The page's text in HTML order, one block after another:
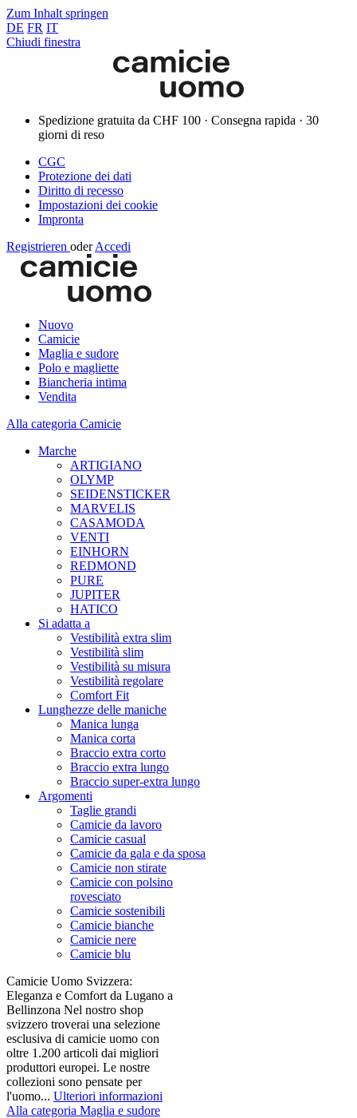
Zum Inhalt springen
DE FR IT
Chiudi finestra
Spedizione gratuita da CHF 100 · Consegna rapida · 30
giorni di reso
CGC
Protezione dei dati
Diritto di recesso
Impostazioni dei cookie
Impronta
Registrieren oder Accedi
Nuovo
Camicie
Maglia e sudore
Polo e magliette
Biancheria intima
Vendita
Alla categoria Camicie
Marche
ARTIGIANO
OLYMP
SEIDENSTICKER
MARVELIS
CASAMODA
VENTI
EINHORN
REDMOND
PURE
JUPITER
HATICO
Si adatta a
Vestibilità extra slim
Vestibilità slim
Vestibilità su misura
Vestibilità regolare
Comfort Fit
Lunghezze delle maniche
Manica lunga
Manica corta
Braccio extra corto
Braccio extra lungo
Braccio super-extra lungo
Argomenti
Taglie grandi
Camicie da lavoro
Camicie casual
Camicie da gala e da sposa
Camicie non stirate
Camicie con polsino
rovesciato
Camicie sostenibili
Camicie bianche
Camicie nere
Camicie blu
Camicie Uomo Svizzera:
Eleganza e Comfort da Lugano a
Bellinzona Nel nostro shop
svizzero troverai una selezione
esclusiva di camicie uomo con
oltre 1.200 articoli dai migliori
produttori europei. Le nostre
collezioni sono pensate per
l'uomo... Ulteriori informazioni
Alla categoria Maglia e sudore